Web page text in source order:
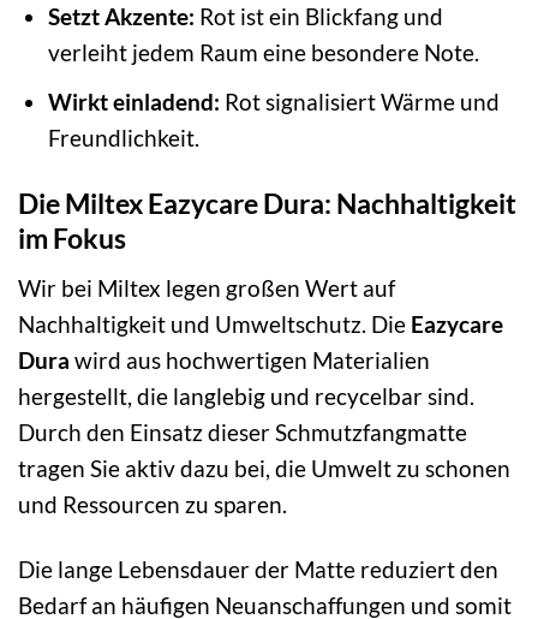
Setzt Akzente: Rot ist ein Blickfang und
verleiht jedem Raum eine besondere Note.
Wirkt einladend: Rot signalisiert Wärme und
Freundlichkeit.
Die Miltex Eazycare Dura: Nachhaltigkeit
im Fokus
Wir bei Miltex legen großen Wert auf
Nachhaltigkeit und Umweltschutz. Die Eazycare
Dura wird aus hochwertigen Materialien
hergestellt, die langlebig und recycelbar sind.
Durch den Einsatz dieser Schmutzfangmatte
tragen Sie aktiv dazu bei, die Umwelt zu schonen
und Ressourcen zu sparen.
Die lange Lebensdauer der Matte reduziert den
Bedarf an häufigen Neuanschaffungen und somit